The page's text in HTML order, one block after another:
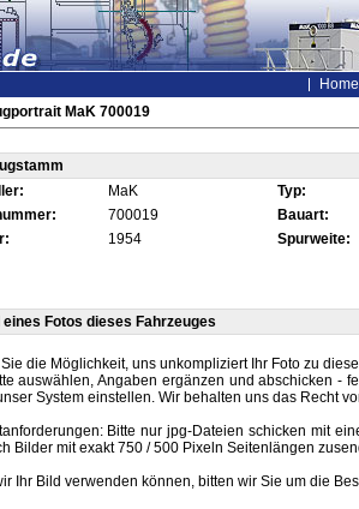
Home
MaK 700019
MaK Typ:
700019 Bauart:
1954 Spurweite:
eines Fotos dieses Fahrzeuges
Sie die Möglichkeit, uns unkompliziert Ihr Foto zu
auswählen, Angaben ergänzen und abschicken -
System einstellen. Wir behalten uns das Recht
Bitte nur jpg-Dateien schicken mit
Bilder mit exakt 750 / 500 Pixeln Seitenlängen
Ihr Bild verwenden können, bitten wir Sie um die